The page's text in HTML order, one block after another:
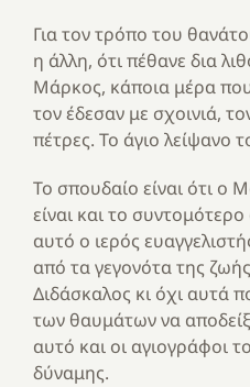
Για τον τρόπο του
η άλλη, ότι πέθανε δια
Μάρκος, κάποια μέρα που
τον έδεσαν με σχοινιά,
πέτρες. Το άγιο λείψανο
Το σπουδαίο είναι ότι ο
είναι και το
αυτό ο ιερός
από τα γεγονότα της
Διδάσκαλος κι όχι αυτά
των θαυμάτων να
αυτό και οι αγιογράφοι
δύναμης.